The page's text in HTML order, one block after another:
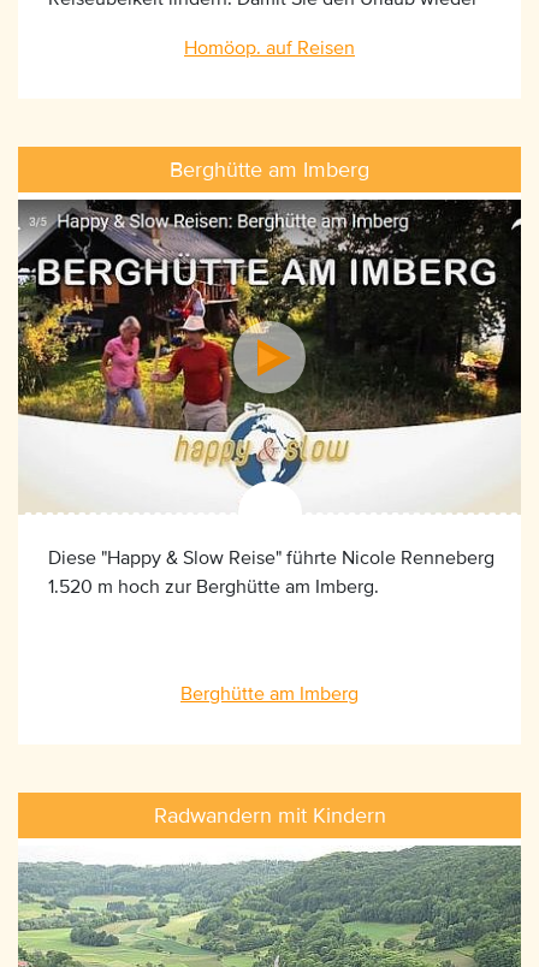
Homöop. auf Reisen
Berghütte am Imberg
Diese "Happy & Slow Reise" führte Nicole Renneberg
1.520 m hoch zur Berghütte am Imberg.
Berghütte am Imberg
Radwandern mit Kindern